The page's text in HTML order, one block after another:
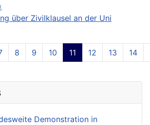
über Zivilklausel an der Uni
Seite 11 von 18
8 9 10 11 12 13 14
Demonstration in